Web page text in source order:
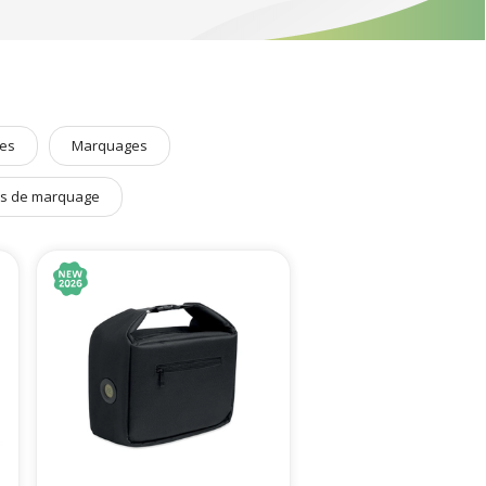
lunch-boxes éco-
si nous choisissions le réutilisable, élaborée à partir de
la catégorie qui y est dédiée.
Marquages
de marquage